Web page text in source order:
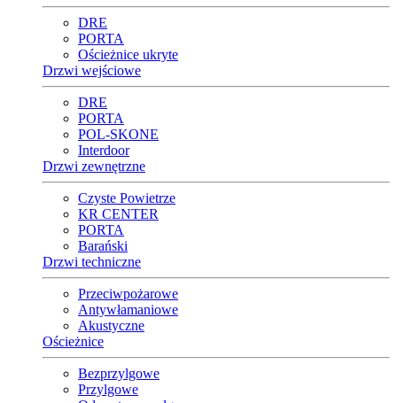
DRE
PORTA
Ościeżnice ukryte
Drzwi wejściowe
DRE
PORTA
POL-SKONE
Interdoor
Drzwi zewnętrzne
Czyste Powietrze
KR CENTER
PORTA
Barański
Drzwi techniczne
Przeciwpożarowe
Antywłamaniowe
Akustyczne
Ościeżnice
Bezprzylgowe
Przylgowe